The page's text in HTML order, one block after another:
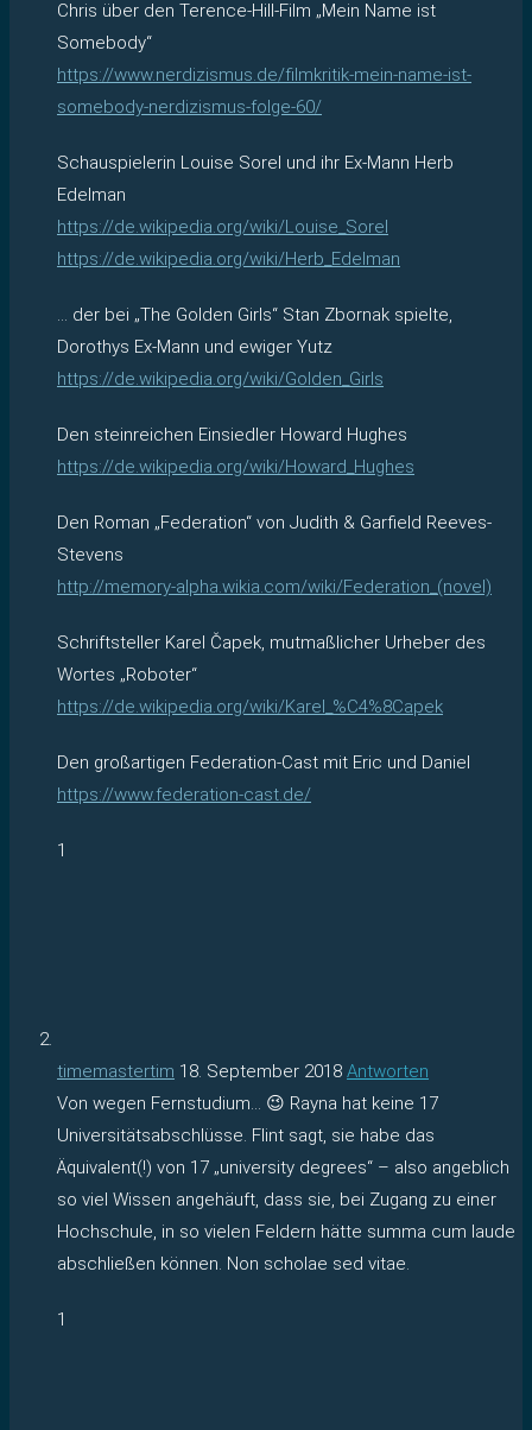
Chris über den Terence-Hill-Film „Mein Name ist
Somebody“
https://www.nerdizismus.de/filmkritik-mein-name-ist-
somebody-nerdizismus-folge-60/
Schauspielerin Louise Sorel und ihr Ex-Mann Herb
Edelman
https://de.wikipedia.org/wiki/Louise_Sorel
https://de.wikipedia.org/wiki/Herb_Edelman
… der bei „The Golden Girls“ Stan Zbornak spielte,
Dorothys Ex-Mann und ewiger Yutz
https://de.wikipedia.org/wiki/Golden_Girls
Den steinreichen Einsiedler Howard Hughes
https://de.wikipedia.org/wiki/Howard_Hughes
Den Roman „Federation“ von Judith & Garfield Reeves-
Stevens
http://memory-alpha.wikia.com/wiki/Federation_(novel)
Schriftsteller Karel Čapek, mutmaßlicher Urheber des
Wortes „Roboter“
https://de.wikipedia.org/wiki/Karel_%C4%8Capek
Den großartigen Federation-Cast mit Eric und Daniel
https://www.federation-cast.de/
1
timemastertim 18. September 2018 Antworten
Von wegen Fernstudium… 😉 Rayna hat keine 17
Universitätsabschlüsse. Flint sagt, sie habe das
Äquivalent(!) von 17 „university degrees“ – also angeblich
so viel Wissen angehäuft, dass sie, bei Zugang zu einer
Hochschule, in so vielen Feldern hätte summa cum laude
abschließen können. Non scholae sed vitae.
1